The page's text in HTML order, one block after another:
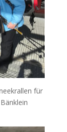
für